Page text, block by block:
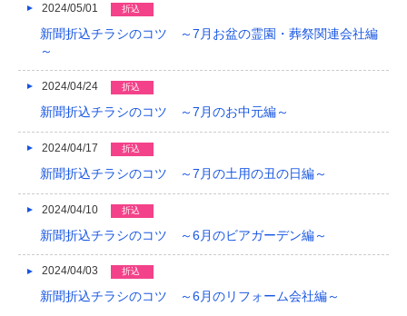
2024/05/01 折込
新聞折込チラシのコツ ～7月お盆の霊園・葬祭関連会社編
～
2024/04/24 折込
新聞折込チラシのコツ ～7月のお中元編～
2024/04/17 折込
新聞折込チラシのコツ ～7月の土用の丑の日編～
2024/04/10 折込
新聞折込チラシのコツ ～6月のビアガーデン編～
2024/04/03 折込
新聞折込チラシのコツ ～6月のリフォーム会社編～